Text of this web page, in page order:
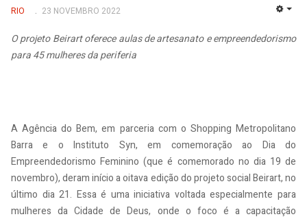
RIO 23 NOVEMBRO 2022
O projeto Beirart oferece aulas de artesanato e empreendedorismo
para 45 mulheres da periferia
A Agência do Bem, em parceria com o Shopping Metropolitano
Barra e o Instituto Syn, em comemoração ao Dia do
Empreendedorismo Feminino (que é comemorado no dia 19 de
novembro), deram início a oitava edição do projeto social Beirart, no
último dia 21. Essa é uma iniciativa voltada especialmente para
mulheres da Cidade de Deus, onde o foco é a capacitação